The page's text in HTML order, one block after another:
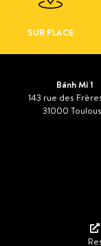
SUR PLACE
Bánh Mì 1
143 rue des
31000